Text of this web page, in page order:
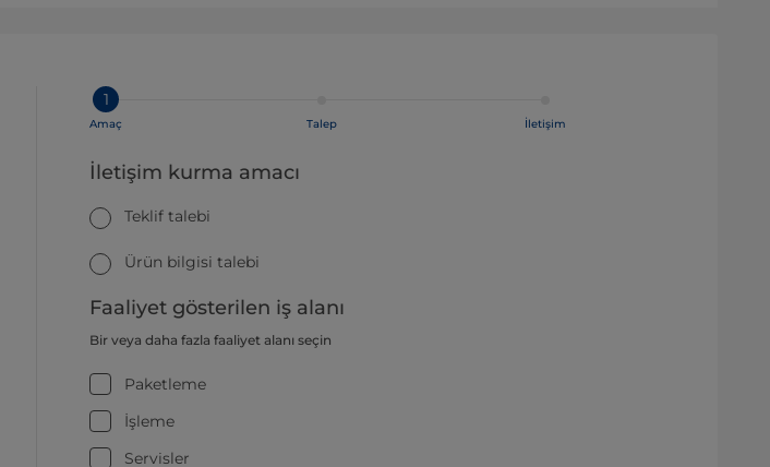
1
Amaç Talep İletişim
İletişim kurma amacı
Teklif talebi
Ürün bilgisi talebi
Faaliyet gösterilen iş alanı
Bir veya daha fazla faaliyet alanı seçin
Paketleme
İşleme
Servisler